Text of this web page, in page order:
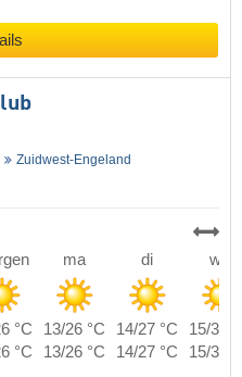
Zuidwest-Engeland
ma di wo
°C 13/26 °C 14/27 °C
15/30
°C 13/26 °C 14/27 °C 15/30